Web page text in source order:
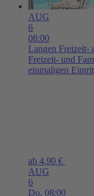
AUG
6
08:00
Langen Freizeit-
Freizeit- und
einmaligen
ab 4,90 €
AUG
6
Do, 08:00